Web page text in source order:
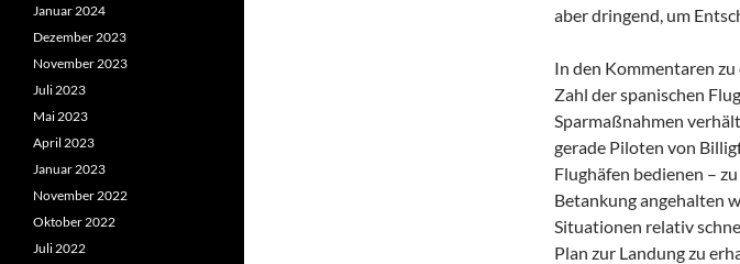
aber dringend, um
In den Kommentaren
Zahl der spanischen
Sparmaßnahmen
gerade Piloten von
Flughäfen bedienen –
Betankung angehalten
Situationen relativ
Plan zur Landung zu
Januar 2024
Dezember 2023
November 2023
Juli 2023
Mai 2023
April 2023
Januar 2023
November 2022
Oktober 2022
Juli 2022